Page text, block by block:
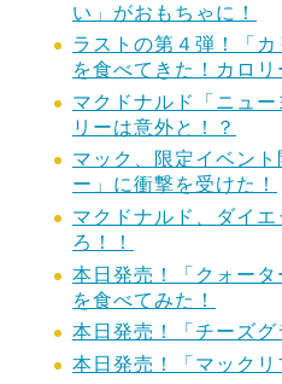
い」がおもちゃに！
ラストの第４弾！「カ
を食べてきた！カロリ
マクドナルド「ニュ
リーは意外と！？
マック、限定イベン
ー」に衝撃を受けた！
マクドナルド、ダイ
ろ！！
本日発売！「クォータ
を食べてみた！
本日発売！「チーズグ
本日発売！「マックリ